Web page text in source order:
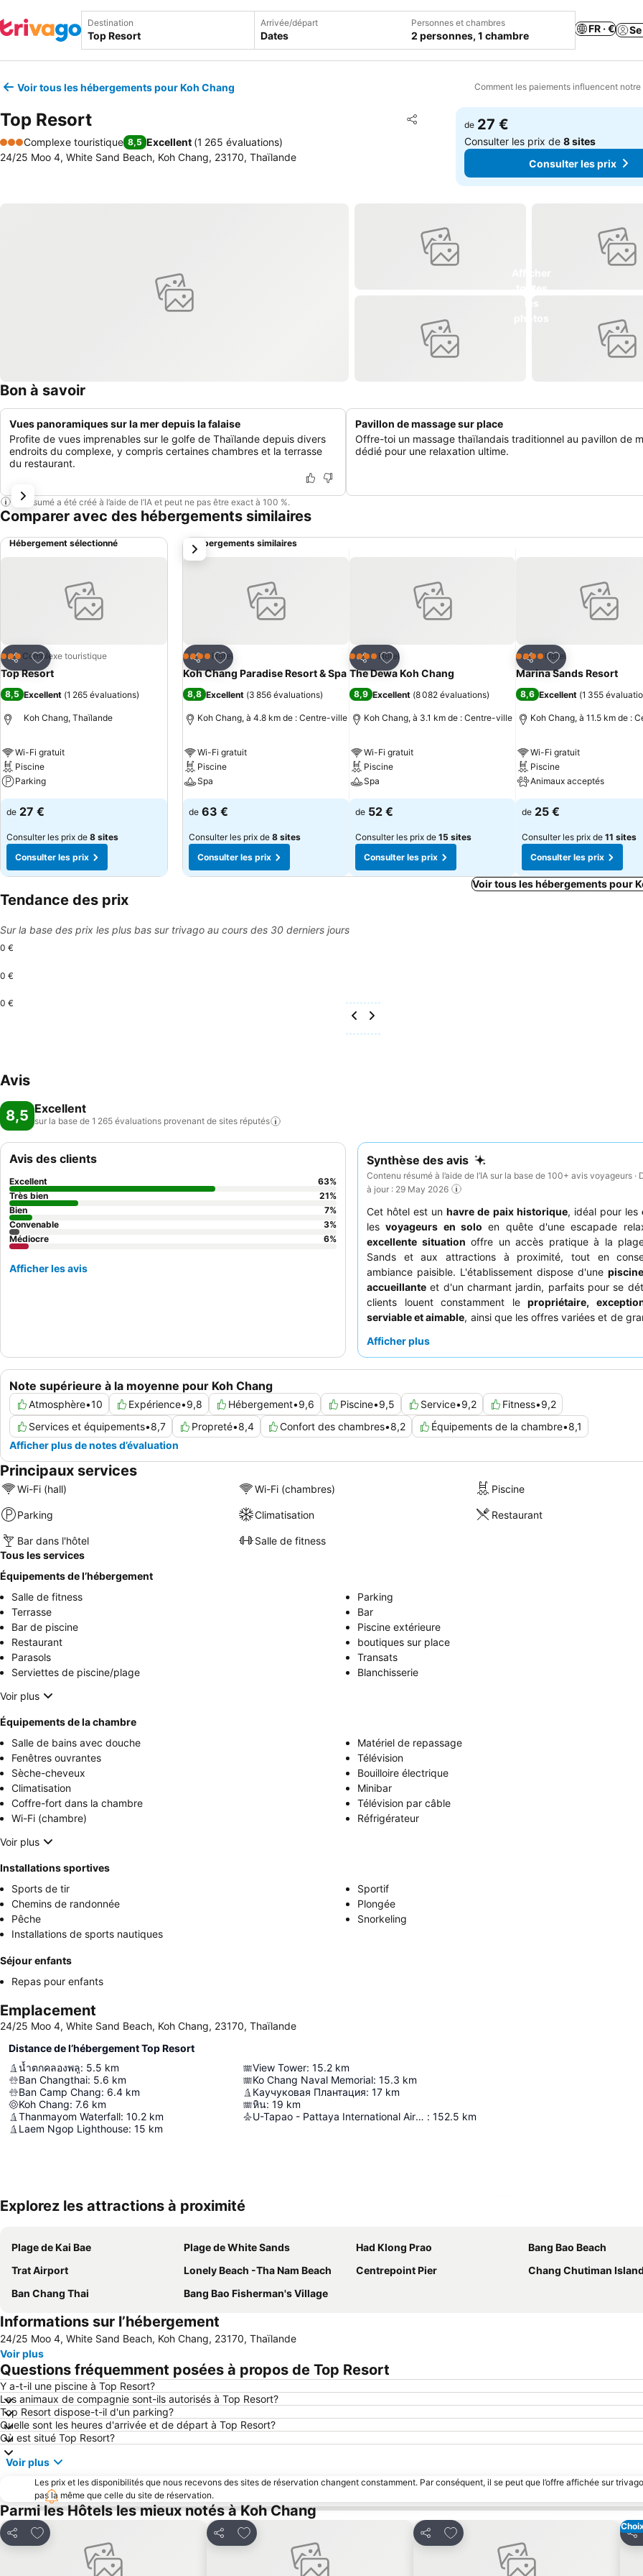
Destination Arrivée/départ
Dates
Personnes et chambres
2 personnes, 1 chambre
FR · €
Voir tous les hébergements pour Koh Chang Comment les paiements influencent
Top Resort Partager
Ajouter à mes favoris
3 Étoiles
Complexe touristique 8,5 Excellent (1 265 évaluations)
24/25 Moo 4, White Sand Beach, Koh Chang, 23170, Thaïlande
de 27 €
Consulter les prix de8 sites
Consulter les prix
Bon à savoir
Vues panoramiques sur la mer depuis la falaise
Profite de vues imprenables sur le golfe de Thaïlande depuis divers
endroits du complexe, y compris certaines chambres et la terrasse
du restaurant.
Pavillon de massage sur place
Offre-toi un massage thaïlandais traditionnel au pavillon de
dédié pour une relaxation ultime.
Ce résumé a été créé à l’aide de l’IA et peut ne pas être exact à 100 %.
Comparer avec des hébergements similaires
Hébergement sélectionné
Partager
Ajouter à mes favoris
3 ÉtoilesComplexe touristique
Top Resort
8,5 Excellent (1 265 évaluations)
Koh Chang, Thaïlande
Wi-Fi gratuit
Piscine
Parking
de 27 €
Consulter les prix de 8 sites
Consulter les prix
Hébergements similaires
Partager
Ajouter à mes favoris
4 ÉtoilesHôtel
Koh Chang Paradise Resort & Spa
8,8 Excellent (3 856 évaluations)
Koh Chang, à 4.8 km de : Centre-ville
Wi-Fi gratuit
Piscine
Spa
de 63 €
Consulter les prix de 8 sites
Consulter les prix
Partager
Ajouter à mes favoris
4 ÉtoilesHôtel
The Dewa Koh Chang
8,9 Excellent (8 082 évaluations)
Koh Chang, à 3.1 km de : Centre-ville
Wi-Fi gratuit
Piscine
Spa
de 52 €
Consulter les prix de 15 sites
Consulter les prix
Partager
Ajouter à mes
4 ÉtoilesHôtel
Marina Sands Resort
8,6 Excellent (1 355
Koh Chang, à 11.5 km de :
Wi-Fi gratuit
Piscine
Animaux acceptés
de 25 €
Consulter les prix de 11 sites
Consulter les prix
suivant
Voir tous les hébergements pour
Tendance des prix
Sur la base des prix les plus bas sur trivago au cours des 30 derniers jours
0 €
0 €
0 €
Avis
8,5 Excellent
sur la base de 1 265 évaluations provenant de sites réputés
Synthèse des avis
Contenu résumé à l’aide de l’IA sur la base de 100+ avis voyageurs ·
à jour : 29 May 2026
Cet hôtel est unhavre de paix historique, idéal pour les
lesvoyageurs en solo en quête d'une escapade
excellente situation offre un accès pratique à la
Sands et aux attractions à proximité, tout en
ambiance paisible. L'établissement dispose d'une
accueillante et d'un charmant jardin, parfaits pour se
clients louent constamment lepropriétaire,
serviable et aimable, ainsi que les offres variées et de
sur le coucher de soleil
Afficher plus
Note supérieure à la moyenne pour Koh Chang
Atmosphère•10 Expérience•9,8 Hébergement•9,6 Piscine•9,5 Service•9,2 Fitness•9,2
Services et équipements•8,7 Propreté•8,4 Confort des chambres•8,2 Équipements de la chambre•8,1
Afficher plus de notes d’évaluation
Avis des clients
Excellent 63%
Très bien
21%
Bien
7%
Convenable
3%
Médiocre
6%
Afficher les avis
Principaux services
Wi-Fi (hall) Wi-Fi (chambres) Piscine
Parking Climatisation Restaurant
Bar dans l'hôtel
Salle de fitness
Tous les services
Équipements de l’hébergement
Salle de fitness
Parking
Terrasse
Bar
Bar de piscine
Piscine extérieure
Restaurant
boutiques sur place
Parasols
Transats
Serviettes de piscine/plage
Blanchisserie
Voir plus
Équipements de la chambre
Salle de bains avec douche
Matériel de repassage
Fenêtres ouvrantes
Télévision
Sèche-cheveux
Bouilloire électrique
Climatisation
Minibar
Coffre-fort dans la chambre
Télévision par câble
Wi-Fi (chambre)
Réfrigérateur
Voir plus
Installations sportives
Sports de tir
Sportif
Chemins de randonnée
Plongée
Pêche
Snorkeling
Installations de sports nautiques
Séjour enfants
Repas pour enfants
Emplacement
24/25 Moo 4, White Sand Beach, Koh Chang, 23170, Thaïlande
Distance de l’hébergement Top Resort
น้ำตกคลองพลู: 5.5 km
Ban Changthai: 5.6 km
Ban Camp Chang: 6.4 km
Koh Chang: 7.6 km
Thanmayom Waterfall: 10.2 km
Laem Ngop Lighthouse: 15 km
View Tower: 15.2 km
Ko Chang Naval Memorial: 15.3 km
Каучуковая Плантация: 17 km
หิน: 19 km
U-Tapao - Pattaya International Airport : 152.5 km
Explorez les attractions à proximité
Plage de Kai Bae Plage de White Sands Had Klong Prao
Bang Bao Beach
Trat Airport
Lonely Beach -Tha Nam Beach Centrepoint Pier
Chang Chutiman
Ban Chang Thai
Bang Bao Fisherman's Village
Informations sur l’hébergement
24/25 Moo 4, White Sand Beach, Koh Chang, 23170, Thaïlande
Voir plus
Questions fréquemment posées à propos de Top Resort
Y a-t-il une piscine à Top Resort?
Les animaux de compagnie sont-ils autorisés à Top Resort?
Top Resort dispose-t-il d'un parking?
Quelle sont les heures d'arrivée et de départ à Top Resort?
Où est situé Top Resort?
Voir plus
Les prix et les disponibilités que nous recevons des sites de réservation changent constamment. Par conséquent, il se peut que l’offre affichée sur
pas la même que celle du site de réservation.
Parmi les Hôtels les mieux notés à Koh Chang
Partager
Ajouter à mes favoris
Partager
Ajouter à mes favoris
Partager
Ajouter à mes favoris